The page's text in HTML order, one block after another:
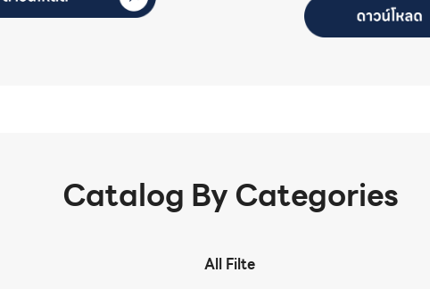
Catalog By Categories
All Filte